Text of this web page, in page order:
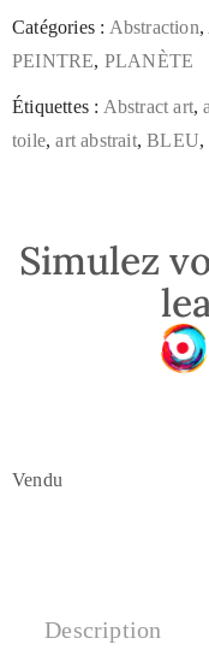
Catégories : Abstraction,
PEINTRE, PLANÈTE
Étiquettes : Abstract art,
toile,art abstrait,BLEU,
Simulez
Vendu
Description